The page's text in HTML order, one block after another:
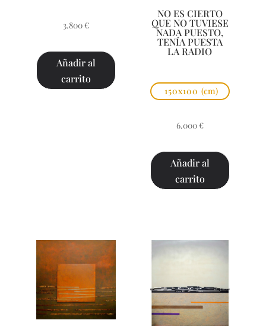
3.800 €
Añadir al
carrito
NO ES CIERTO
QUE NO TUVIESE
NADA PUESTO,
TENÍA PUESTA
LA RADIO
150x100 (cm)
6.000 €
Añadir al
carrito